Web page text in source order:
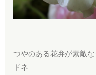
つやのある花弁が素敵
ドネ